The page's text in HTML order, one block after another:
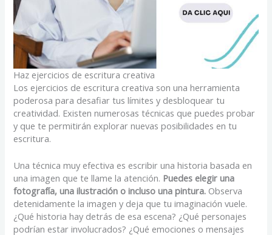
Haz ejercicios de escritura creativa
Los ejercicios de escritura creativa son una herramienta
poderosa para desafiar tus límites y desbloquear tu
creatividad. Existen numerosas técnicas que puedes probar
y que te permitirán explorar nuevas posibilidades en tu
escritura.
Una técnica muy efectiva es escribir una historia basada en
una imagen que te llame la atención. Puedes elegir una
fotografía, una ilustración o incluso una pintura. Observa
detenidamente la imagen y deja que tu imaginación vuele.
¿Qué historia hay detrás de esa escena? ¿Qué personajes
podrían estar involucrados? ¿Qué emociones o mensajes